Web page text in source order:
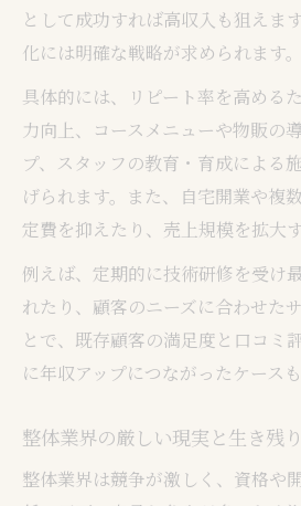
として成功すれば高収入も狙えま
化には明確な戦略が求められます。
具体的には、リピート率を高める
力向上、コースメニューや物販の
プ、スタッフの教育・育成による
げられます。また、自宅開業や複
定費を抑えたり、売上規模を拡大
例えば、定期的に技術研修を受け
れたり、顧客のニーズに合わせた
とで、既存顧客の満足度と口コミ
に年収アップにつながったケースも
整体業界の厳しい現実と生き残
整体業界は競争が激しく、資格や